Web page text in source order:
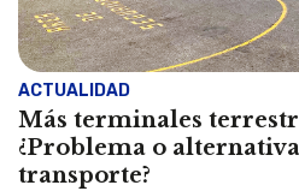
ACTUALIDAD
Más terminales
¿Problema o
transporte?